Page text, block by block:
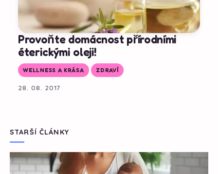
Provoňte domácnost přírodními
éterickými oleji!
WELLNESS A KRÁSA ZDRAVÍ
28. 08. 2017
STARŠÍ ČLÁNKY